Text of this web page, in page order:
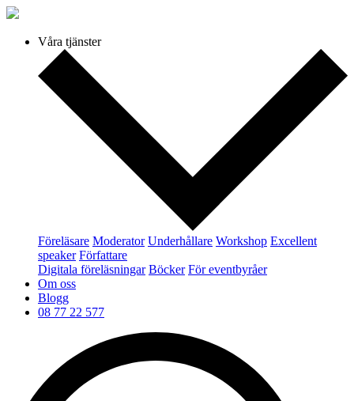
Våra tjänster
Föreläsare Moderator Underhållare Workshop Excellent
speaker Författare
Digitala föreläsningar Böcker För eventbyråer
Om oss
Blogg
08 77 22 577